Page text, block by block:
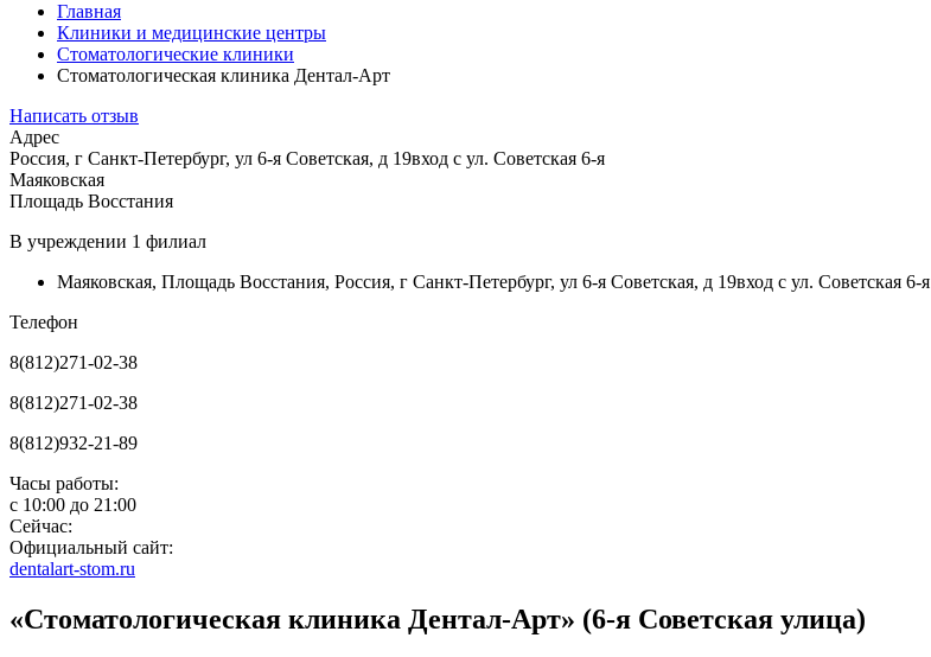
Главная
Клиники и медицинские центры
Стоматологические клиники
Стоматологическая клиника Дентал-Арт
Написать отзыв
Адрес
Россия, г Санкт-Петербург, ул 6-я Советская, д 19вход с ул. Советская 6-я
Маяковская
Площадь Восстания
В учреждении 1 филиал
Маяковская, Площадь Восстания, Россия, г Санкт-Петербург, ул 6-я Советская, д 19вход с ул. Советская 6-я
Телефон
8(812)271-02-38
8(812)271-02-38
8(812)932-21-89
Часы работы:
с 10:00 до 21:00
Сейчас:
Официальный сайт:
dentalart-stom.ru
«Стоматологическая клиника Дентал-Арт» (6-я Советская улица)